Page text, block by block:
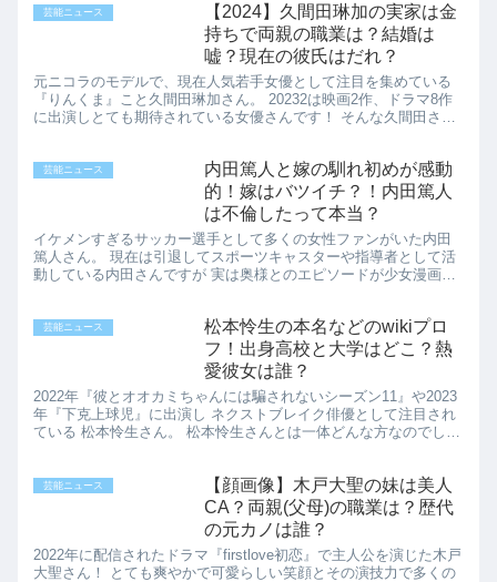
芸能ニュース
【2024】久間田琳加の実家は金
持ちで両親の職業は？結婚は
嘘？現在の彼氏はだれ？
元ニコラのモデルで、現在人気若手女優として注目を集めている
『りんくま』こと久間田琳加さん。 20232は映画2作、ドラマ8作
に出演しとても期待されている女優さんです！ そんな久間田さん
芸能ニュース
内田篤人と嫁の馴れ初めが感動
的！嫁はバツイチ？！内田篤人
は不倫したって本当？
イケメンすぎるサッカー選手として多くの女性ファンがいた内田
篤人さん。 現在は引退してスポーツキャスターや指導者として活
動している内田さんですが 実は奥様とのエピソードが少女漫画漫
芸能ニュース
松本怜生の本名などのwikiプロ
フ！出身高校と大学はどこ？熱
愛彼女は誰？
2022年『彼とオオカミちゃんには騙されないシーズン11』や2023
年『下克上球児』に出演し ネクストブレイク俳優として注目され
ている 松本怜生さん。 松本怜生さんとは一体どんな方なのでしょ
芸能ニュース
【顔画像】木戸大聖の妹は美人
CA？両親(父母)の職業は？歴代
の元カノは誰？
2022年に配信されたドラマ『firstlove初恋』で主人公を演じた木戸
大聖さん！ とても爽やかで可愛らしい笑顔とその演技力で多くの